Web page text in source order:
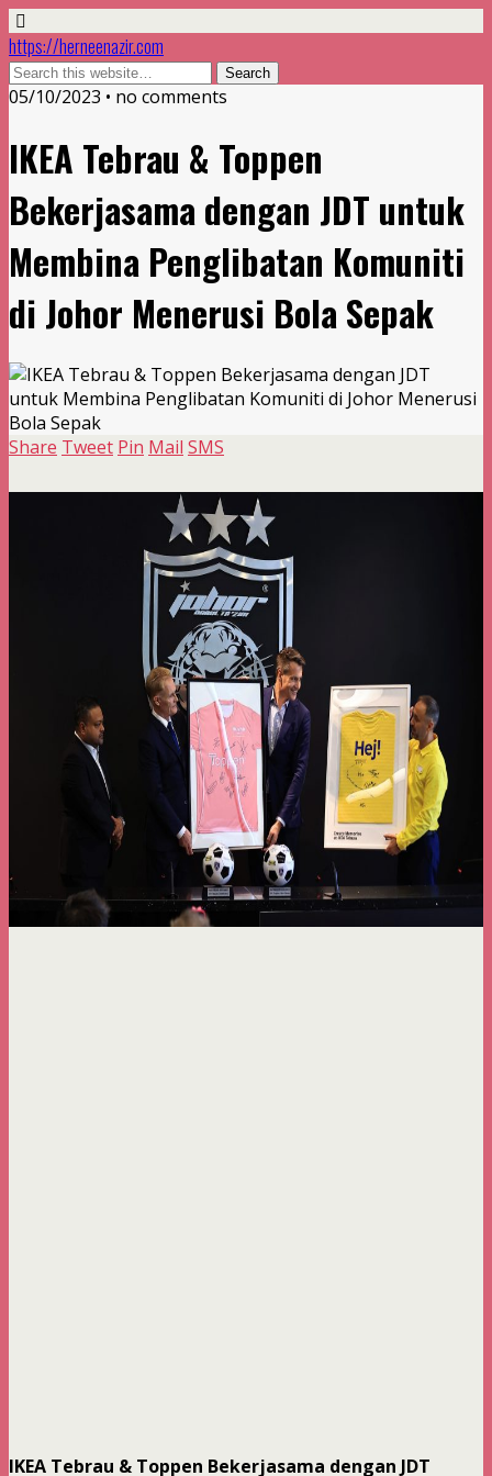
https://herneenazir.com
05/10/2023 • no comments
IKEA Tebrau & Toppen
Bekerjasama dengan JDT untuk
Membina Penglibatan Komuniti
di Johor Menerusi Bola Sepak
Share Tweet Pin Mail SMS
IKEA Tebrau & Toppen Bekerjasama dengan JDT